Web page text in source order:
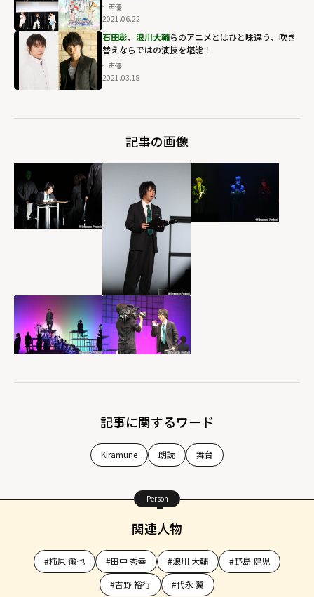
声優
2021.06.22
石田彰、 浪川大輔らのアニメとはひと味違う、吹き
替えならではの演技を堪能！
声優
2021.03.18
記事の画像
記事に関するワード
Kiramune 朗読 舞台
Person
関連人物
#柿原 徹也 #田中 秀幸 #浪川 大輔
#野島 健児
#吉野 裕行
#代永 翼